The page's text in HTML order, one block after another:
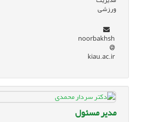
ورزشی
noorbakhsh
kiau.ac.ir
مدیر مسئول